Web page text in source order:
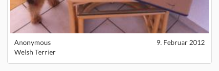
Anonymous
9. Februar 2012
Welsh Terrier